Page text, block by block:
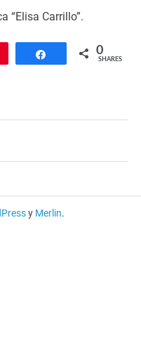
“Elisa Carrillo”.
Share 0
SHARES
y Merlin.